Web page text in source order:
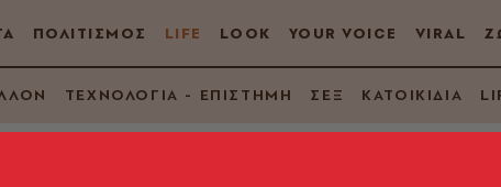
ΠΟΛΙΤΙΣΜΟΣ LIFE LOOK YOUR VOICE VIRAL
ΤΕΧΝΟΛΟΓΙΑ - ΕΠΙΣΤΗΜΗ ΣΕΞ ΚΑΤΟΙΚΙΔΙΑ